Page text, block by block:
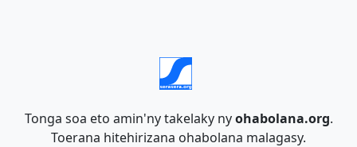
Tonga soa eto amin'ny takelaky nyohabolana.org.
Toerana hitehirizana ohabolana malagasy.